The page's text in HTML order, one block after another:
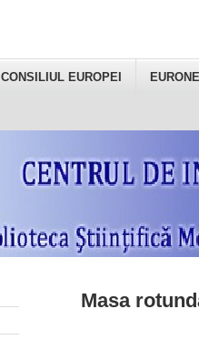
CONSILIUL EUROPEI
Masa